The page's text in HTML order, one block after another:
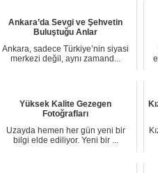
Ankara’da Sevgi ve Şehvetin
Buluştuğu Anlar
Ankara, sadece Türkiye’nin siyasi
merkezi değil, aynı zamand...
Yüksek Kalite Gezegen
Fotoğrafları
Uzayda hemen her gün yeni bir
bilgi elde ediliyor. Yeni bir ...